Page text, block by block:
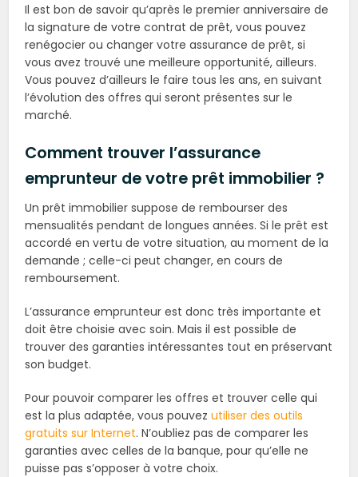
Il est bon de savoir qu’après le premier anniversaire de
la signature de votre contrat de prêt, vous pouvez
renégocier ou changer votre assurance de prêt, si
vous avez trouvé une meilleure opportunité, ailleurs.
Vous pouvez d’ailleurs le faire tous les ans, en suivant
l’évolution des offres qui seront présentes sur le
marché.
Comment trouver l’assurance
emprunteur de votre prêt immobilier ?
Un prêt immobilier suppose de rembourser des
mensualités pendant de longues années. Si le prêt est
accordé en vertu de votre situation, au moment de la
demande ; celle-ci peut changer, en cours de
remboursement.
L’assurance emprunteur est donc très importante et
doit être choisie avec soin. Mais il est possible de
trouver des garanties intéressantes tout en préservant
son budget.
Pour pouvoir comparer les offres et trouver celle qui
est la plus adaptée, vous pouvezutiliser des outils
gratuits sur Internet. N’oubliez pas de comparer les
garanties avec celles de la banque, pour qu’elle ne
puisse pas s’opposer à votre choix.